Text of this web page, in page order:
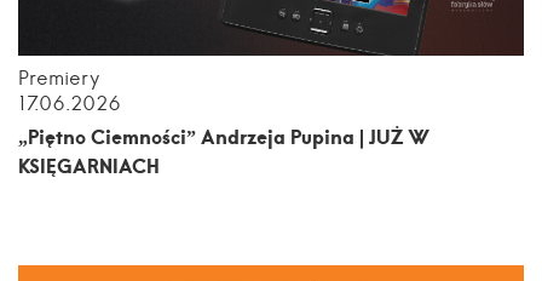
Premiery
17.06.2026
„Piętno Ciemności” Andrzeja Pupina | JUŻ W
KSIĘGARNIACH